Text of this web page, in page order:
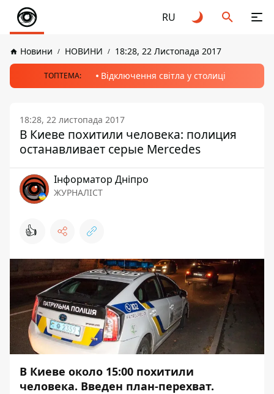
RU
Новини НОВИНИ 18:28, 22 Листопада 2017
ТОПТЕМА: Відключення світла у столиці
18:28, 22 листопада 2017
В Киеве похитили человека: полиция
останавливает серые Mercedes
Інформатор Дніпро
ЖУРНАЛІСТ
👍
В Киеве около 15:00 похитили
человека. Введен план-перехват.